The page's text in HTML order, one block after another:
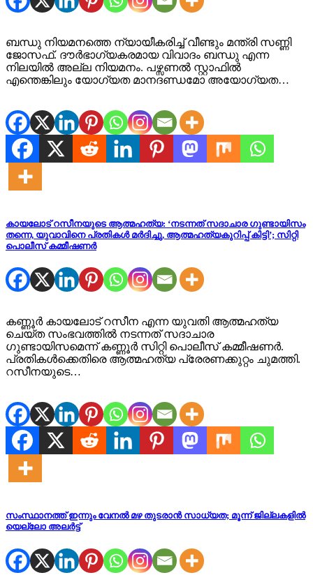
ബന്ധു നിയമനത്തെ ന്യായീകരിച്ച് വീണ്ടും മന്ത്രി സണ്ണി
ജോസഫ്. ദൗർഭാഗ്യകരമായ വിവാദം ബന്ധു എന്ന
നിലയിൽ അല്ല നിയമനം. പഴ്സണൽ സ്റ്റാഫിൽ
എന്തെങ്കിലും യോഗ്യത മാനദണ്ഡമോ അയോഗ്യത…
കായലോട് റസീനയുടെ ആത്മഹത്യ: ‘നടന്നത് സദാചാര ​ഗുണ്ടായിസം
തന്നെ, യുവാവിനെ പ്രതികൾ മർദിച്ചു, ആത്മഹത്യകുറിപ്പ് കിട്ടി’; സിറ്റി
പൊലീസ് കമ്മീഷണർ
കണ്ണൂർ കായലോട് റസീന എന്ന യുവതി ആത്മഹത്യ
ചെയ്ത സംഭവത്തിൽ നടന്നത് സദാചാര ​
ഗുണ്ടായിസമെന്ന് കണ്ണൂർ സിറ്റി പൊലീസ് കമ്മീഷണർ.
പ്രതികൾക്കെതിരെ ആത്മഹത്യ പ്രേരണക്കുറ്റം ചുമത്തി.
റസീനയുടെ…
സംസ്ഥാനത്ത് ഇന്നും വേനൽ മഴ തുടരാൻ സാധ്യത; മൂന്ന് ജില്ലകളിൽ
യെല്ലോ അലർട്ട്